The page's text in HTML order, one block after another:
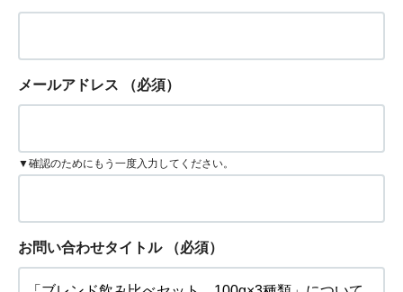
メールアドレス （必須）
▼確認のためにもう一度入力してください。
お問い合わせタイトル （必須）